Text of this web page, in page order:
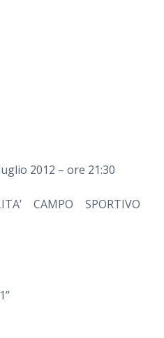
2012 – ore 21:30
CAMPO SPORTIVO